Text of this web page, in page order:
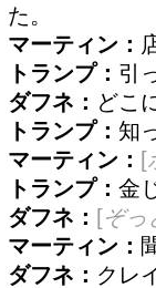
た。
マーティン：
トランプ： 引
ダフネ： どこ
トランプ： 知
マーティン： [
トランプ： 金
ダフネ： [ぞっ
マーティン：
ダフネ： クレ